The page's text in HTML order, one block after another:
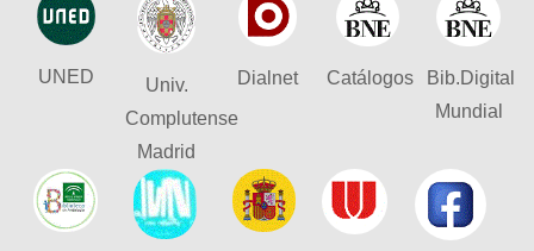
UNED
Univ.
Complutense
Madrid
Dialnet Catálogos
Bib.Digital
Mundial